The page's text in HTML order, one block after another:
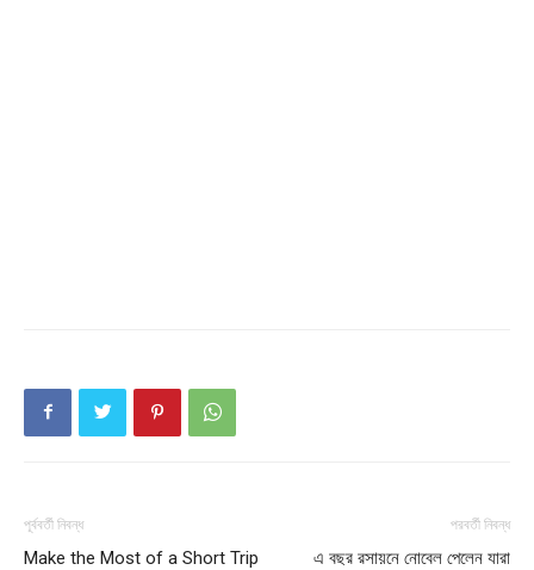
Subscription Plans
My account
পূর্ববর্তী নিবন্ধ
Make the Most of a Short Trip
পরবর্তী নিবন্ধ
এ বছর রসায়নে নোবেল পেলেন যারা